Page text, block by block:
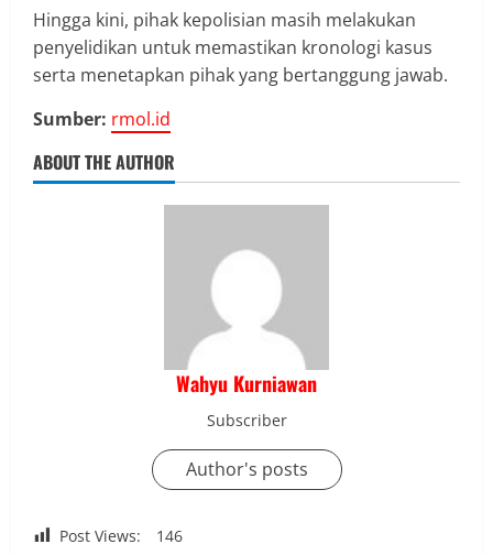
Hingga kini, pihak kepolisian masih melakukan
penyelidikan untuk memastikan kronologi kasus
serta menetapkan pihak yang bertanggung jawab.
Sumber: rmol.id
ABOUT THE AUTHOR
Wahyu Kurniawan
Subscriber
Author's posts
Post Views: 146